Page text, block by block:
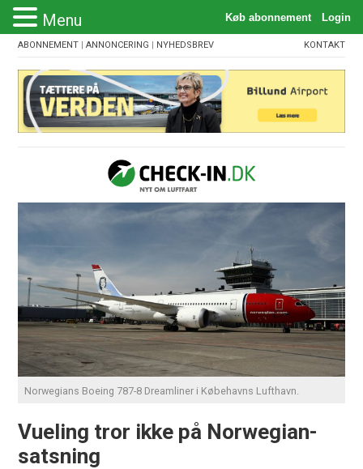
ABONNEMENT |ANNONCERING | NYHEDSBREV KONTAKT
Norwegians Boeing 787-8 Dreamliner i Købehavns Lufthavn.
Vueling tror ikke på Norwegian-
satsning
Menu